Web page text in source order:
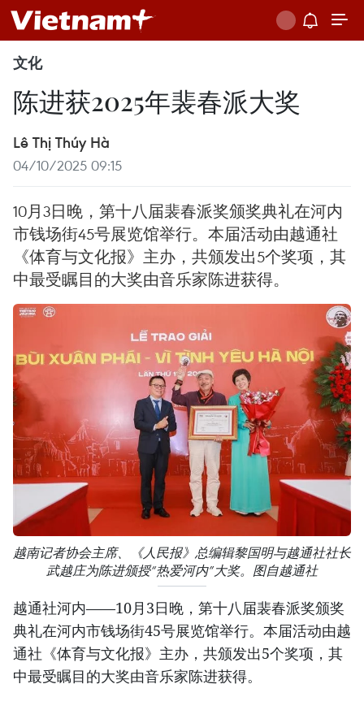
文化
陈进获2025年裴春派大奖
Lê Thị Thúy Hà
04/10/2025 09:15
10月3日晚，第十八届裴春派奖颁奖典礼在河内
市钱场街45号展览馆举行。本届活动由越通社
《体育与文化报》主办，共颁发出5个奖项，其
中最受瞩目的大奖由音乐家陈进获得。
越南记者协会主席、《人民报》总编辑黎国明与越通社社长
武越庄为陈进颁授“热爱河内”大奖。图自越通社
越通社河内——10月3日晚，第十八届裴春派奖颁奖
典礼在河内市钱场街45号展览馆举行。本届活动由越
通社《体育与文化报》主办，共颁发出5个奖项，其
中最受瞩目的大奖由音乐家陈进获得。